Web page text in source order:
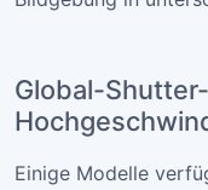
Global-Shutter-
Einige Modelle